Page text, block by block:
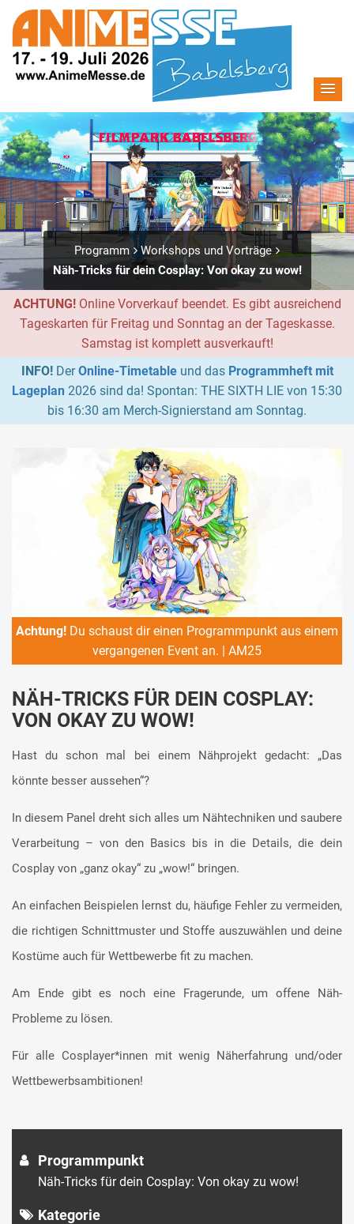
Programm
Workshops und Vorträge
Näh-Tricks für dein Cosplay: Von okay zu wow!
ACHTUNG!Online Vorverkauf beendet. Es gibt ausreichend
Tageskarten für Freitag und Sonntag an der Tageskasse.
Samstag ist komplett ausverkauft!
INFO!DerOnline-Timetableund das Programmheft mit
Lageplan 2026 sind da! Spontan: THE SIXTH LIE von 15:30
bis 16:30 am Merch-Signierstand am Sonntag.
Achtung! Du schaust dir einen Programmpunkt aus einem
vergangenen Event an. | AM25
NÄH-TRICKS FÜR DEIN COSPLAY:
VON OKAY ZU WOW!
Hast du schon mal bei einem Nähprojekt gedacht: „Das
könnte besser aussehen“?
In diesem Panel dreht sich alles um Nähtechniken und saubere
Verarbeitung – von den Basics bis in die Details, die dein
Cosplay von „ganz okay“ zu „wow!“ bringen.
An einfachen Beispielen lernst du, häufige Fehler zu vermeiden,
die richtigen Schnittmuster und Stoffe auszuwählen und deine
Kostüme auch für Wettbewerbe fit zu machen.
Am Ende gibt es noch eine Fragerunde, um offene Näh-
Probleme zu lösen.
Für alle Cosplayer*innen mit wenig Näherfahrung und/oder
Wettbewerbsambitionen!
Programmpunkt
Näh-Tricks für dein Cosplay: Von okay zu wow!
Kategorie